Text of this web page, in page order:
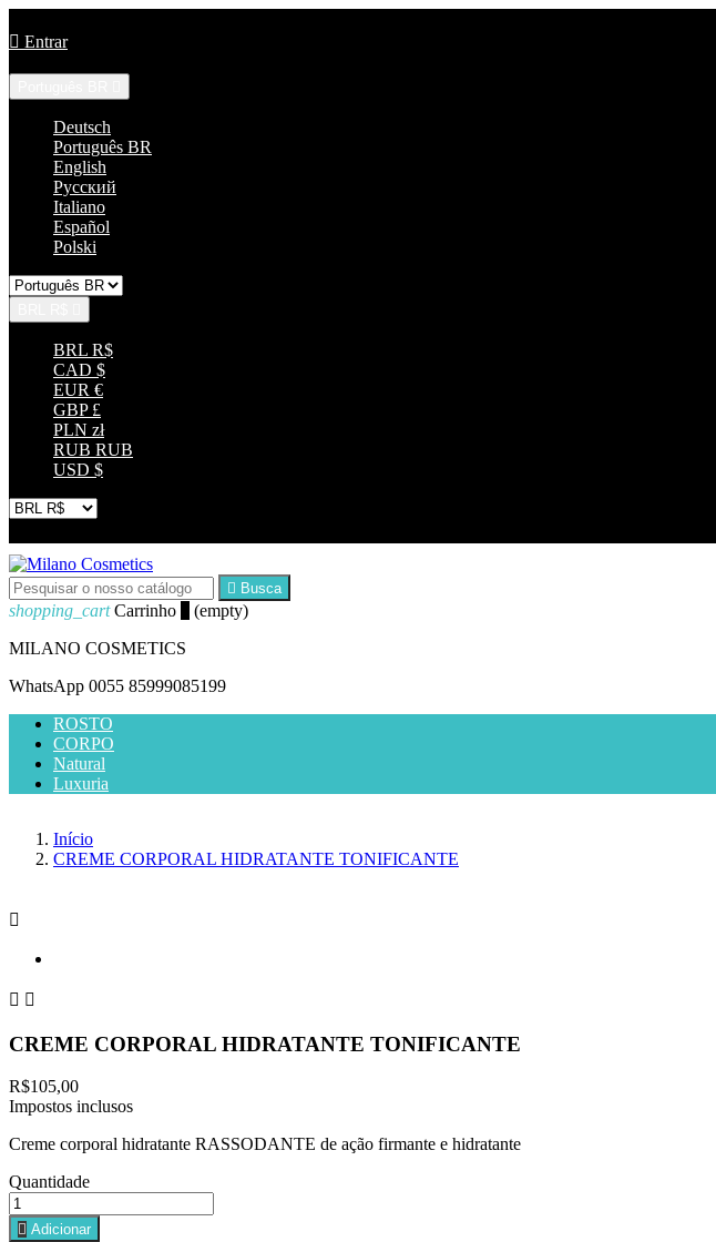
 Entrar
Deutsch
Português BR
English
Русский
Italiano
Español
Polski
BRL R$
CAD $
EUR €
GBP £
PLN zł
RUB RUB
USD $
 Busca
shopping_cart Carrinho
(empty)
MILANO COSMETICS
WhatsApp 0055 85999085199
ROSTO
CORPO
Natural
Luxuria
Início
CREME CORPORAL HIDRATANTE TONIFICANTE

 
CREME CORPORAL HIDRATANTE TONIFICANTE
R$105,00
Impostos inclusos
Creme corporal hidratante RASSODANTE de ação firmante e hidratante
Quantidade
 Adicionar